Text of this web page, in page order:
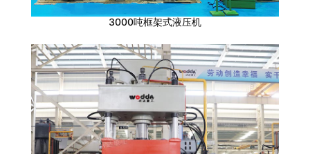
3000吨框架式液压机